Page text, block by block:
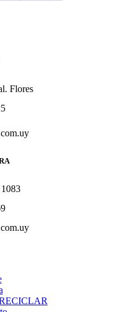
Flores